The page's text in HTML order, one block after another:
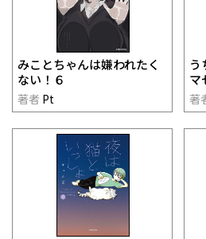
みことちゃんは嫌われたく
ない！６
著者 Pt
う
マ
著